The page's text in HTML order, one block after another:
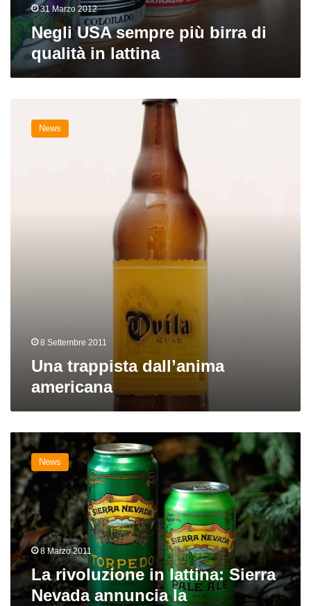
31 Marzo 2012
Negli USA sempre più birra di
qualità in lattina
trappista
dall’anima
News
8 Settembre 2011
Una trappista dall’anima
americana
rivoluzione
in
lattina:
Sierra
Nevada
annuncia
la
produzione
in
lattina
News
8 Marzo 2011
La rivoluzione in lattina: Sierra
Nevada annuncia la